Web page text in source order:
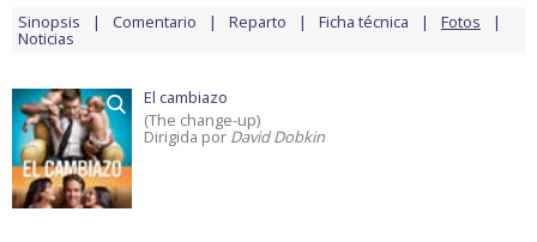
Sinopsis Comentario Reparto Ficha técnica Fotos
Noticias
El cambiazo
(The change-up)
Dirigida por David Dobkin